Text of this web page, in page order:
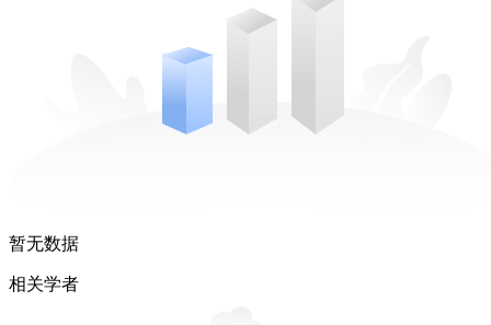
暂无数据
相关学者